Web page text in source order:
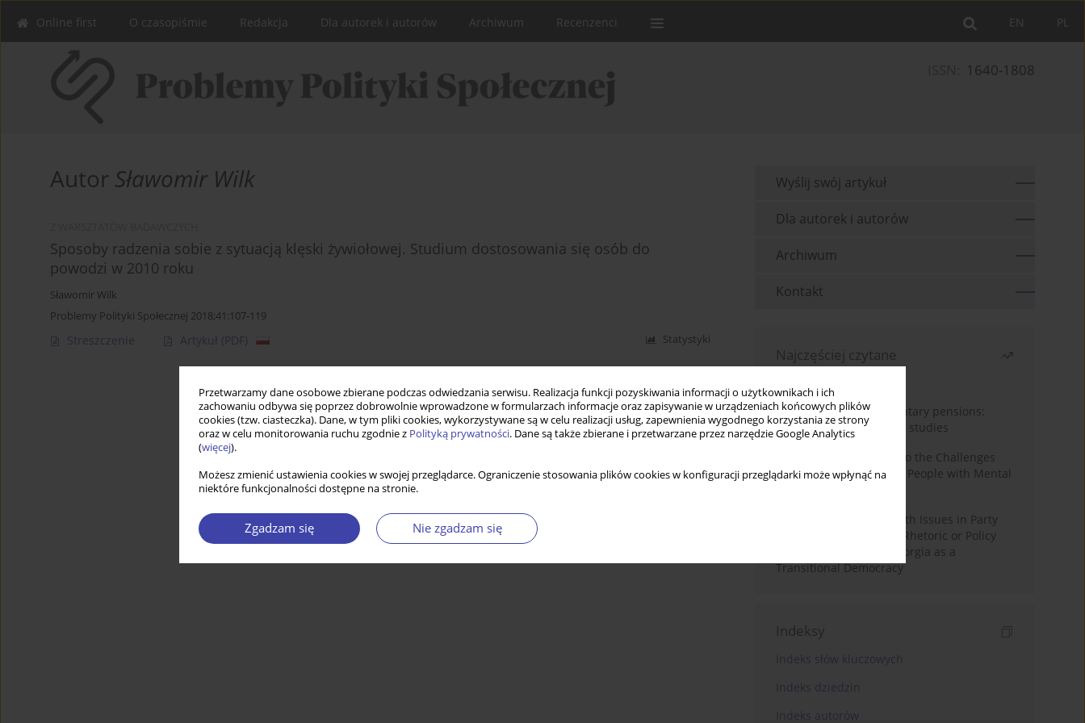
Przetwarzamy dane osobowe zbierane podczas odwiedzania serwisu. Realizacja funkcji pozyskiwania informacji o użytkownikach i ich
zachowaniu odbywa się poprzez dobrowolnie wprowadzone w formularzach informacje oraz zapisywanie w urządzeniach końcowych plików
cookies (tzw. ciasteczka). Dane, w tym pliki cookies, wykorzystywane są w celu realizacji usług, zapewnienia wygodnego korzystania ze strony
oraz w celu monitorowania ruchu zgodnie z Polityką prywatności. Dane są także zbierane i przetwarzane przez narzędzie Google Analytics
(więcej).
Możesz zmienić ustawienia cookies w swojej przeglądarce. Ograniczenie stosowania plików cookies w konfiguracji przeglądarki może wpłynąć na
niektóre funkcjonalności dostępne na stronie.
Zgadzam się Nie zgadzam się
PL
EN
Online first O czasopiśmie Redakcja Dla autorek i autorów Archiwum Recenzenci
1640-1808
Autor Sławomir Wilk
Sposoby radzenia sobie z sytuacją klęski żywiołowej. Studium dostosowania się osób do
powodzi w 2010 roku
Sławomir Wilk
Problemy Polityki Społecznej 2018;41:107-119
Streszczenie Artykuł (PDF) Statystyki
Wyślij swój artykuł
Dla autorek i autorów
Archiwum
Kontakt
Najczęściej czytane
Auto-enrolment in voluntary pensions:
Comparative OECD case studies
Bibliometric Insights into the Challenges
and Needs of Homeless People with Mental
The Politicisation of Youth Issues in Party
Programmes: Symbolic Rhetoric or Policy
Priority? The Case of Georgia as a
Transitional Democracy
Indeksy
Indeks słów kluczowych
Indeks dziedzin
Indeks autorów